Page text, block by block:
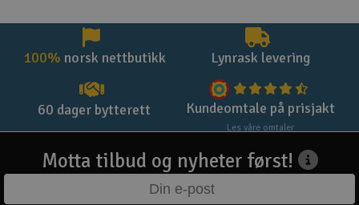
100% norsk nettbutikk Lynrask levering
60 dager bytterett Kundeomtale på prisjakt
Les våre omtaler
Motta tilbud og nyheter først!